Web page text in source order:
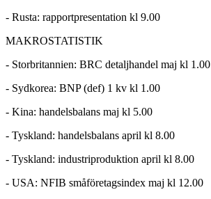
- Rusta: rapportpresentation kl 9.00
MAKROSTATISTIK
- Storbritannien: BRC detaljhandel maj kl 1.00
- Sydkorea: BNP (def) 1 kv kl 1.00
- Kina: handelsbalans maj kl 5.00
- Tyskland: handelsbalans april kl 8.00
- Tyskland: industriproduktion april kl 8.00
- USA: NFIB småföretagsindex maj kl 12.00